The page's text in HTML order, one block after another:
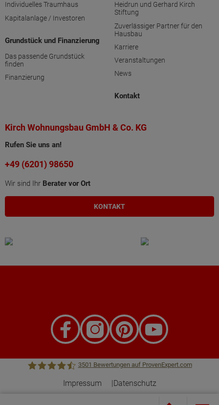
Individuelles Traumhaus
Kapitalanlage / Investoren
Grundstück und Finanzierung
Das passende Grundstück
finden
Finanzierung
Heidrun und Gerhard Kirch
Stiftung
Zuverlässiger Partner für den
Hausbau
Karriere
Veranstaltungen
News
Kontakt
Kirch Wohnungsbau GmbH & Co. KG
Rufen Sie uns an!
+49 (6201) 98650
Wir sind Ihr Berater vor Ort
KONTAKT
3501 Bewertungen auf ProvenExpert.com
Impressum Datenschutz